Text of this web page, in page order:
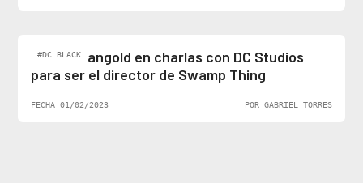
#DC BLACK
James Mangold en charlas con DC Studios
para ser el director de Swamp Thing
FECHA 01/02/2023 POR GABRIEL TORRES